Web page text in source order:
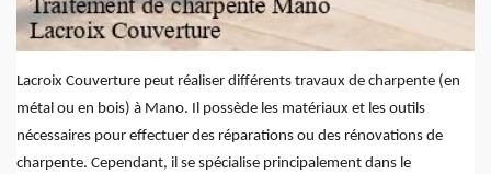
Lacroix Couverture peut réaliser différents travaux de charpente (en
métal ou en bois) à Mano. Il possède les matériaux et les outils
nécessaires pour effectuer des réparations ou des rénovations de
charpente. Cependant, il se spécialise principalement dans le